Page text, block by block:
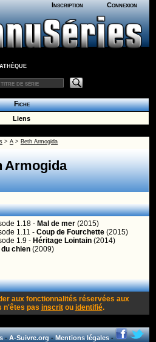
Inscription Connexion
Fiche
Liens
> A> Beth Armogida
Armogida
1.18 - Mal de mer (2015)
1.11 -Coup de Fourchette (2015)
1.9 - Héritage Lointain (2014)
du chien (2009)
aux fonctionnalités réservées aux
n'êtes pas inscritou identifié.
-A-Suivre.org-Mentions légales-